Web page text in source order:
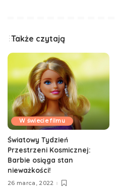
Także czytają
W świecie filmu
Światowy Tydzień
Przestrzeni Kosmicznej:
Barbie osiąga stan
nieważkości!
26 marca, 2022